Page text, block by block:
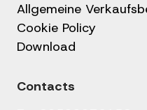
Allgemeine
Cookie Policy
Download
Contacts